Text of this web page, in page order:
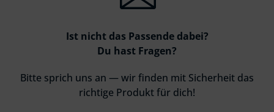
Ist nicht das Passende dabei?
Du hast Fragen?
Bitte sprich uns an — wir finden mit Sicherheit das
richtige Produkt für dich!